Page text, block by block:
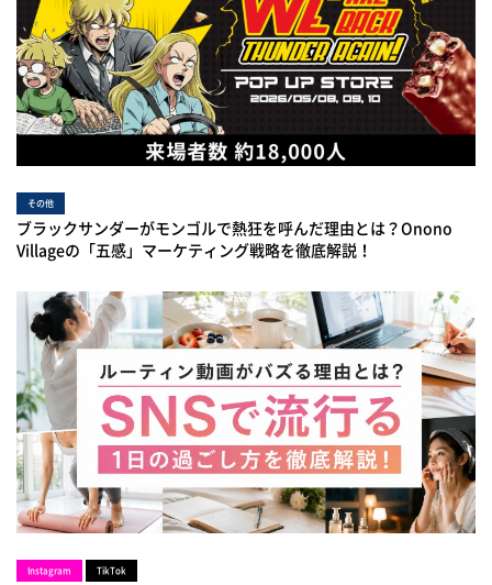
その他
ブラックサンダーがモンゴルで熱狂を呼んだ理由とは？Onono
Villageの「五感」マーケティング戦略を徹底解説！
Instagram TikTok